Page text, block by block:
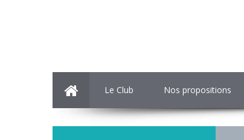
Le Club Nos propositions